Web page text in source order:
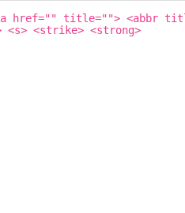
href="" title=""> <abbr
<s> <strike> <strong>